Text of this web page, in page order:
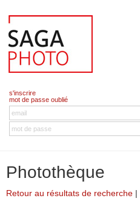
s'inscrire
mot de passe oublié
Photothèque
Retour au résultats de recherche |